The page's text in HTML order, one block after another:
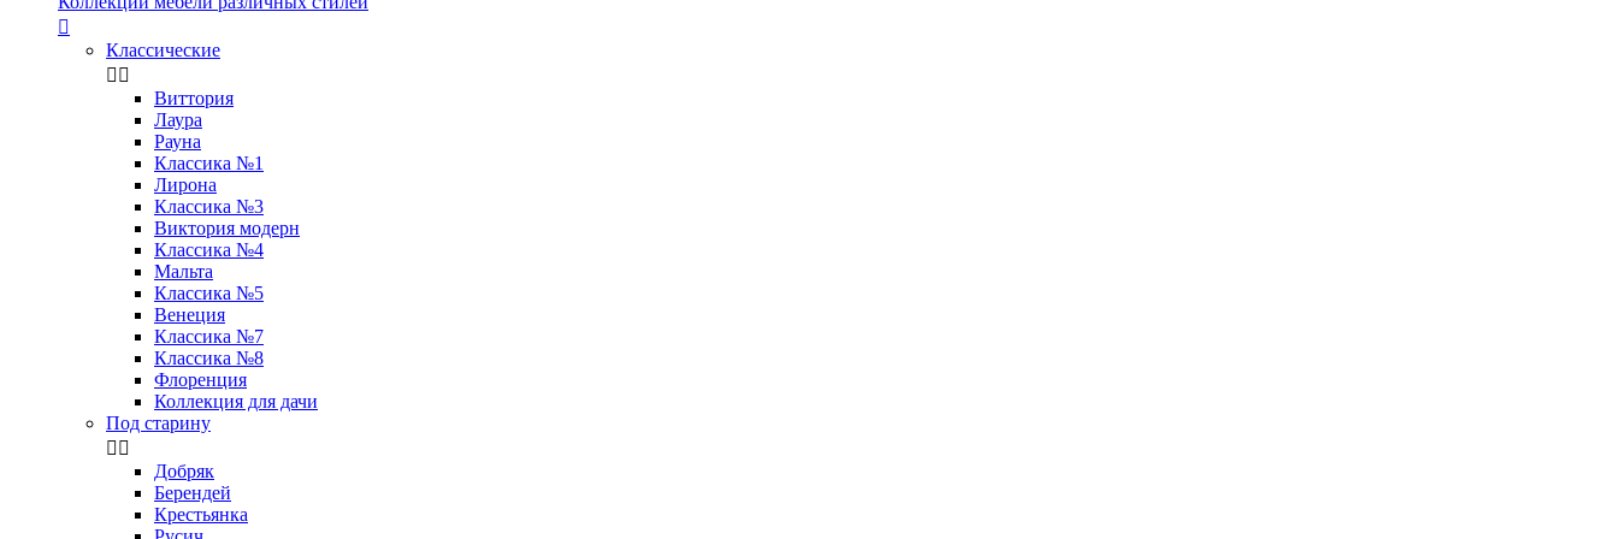

Классические
 
Виттория
Лаура
Рауна
Классика №1
Лирона
Классика №3
Виктория модерн
Классика №4
Мальта
Классика №5
Венеция
Классика №7
Классика №8
Флоренция
Коллекция для дачи
Под старину
 
Добряк
Берендей
Крестьянка